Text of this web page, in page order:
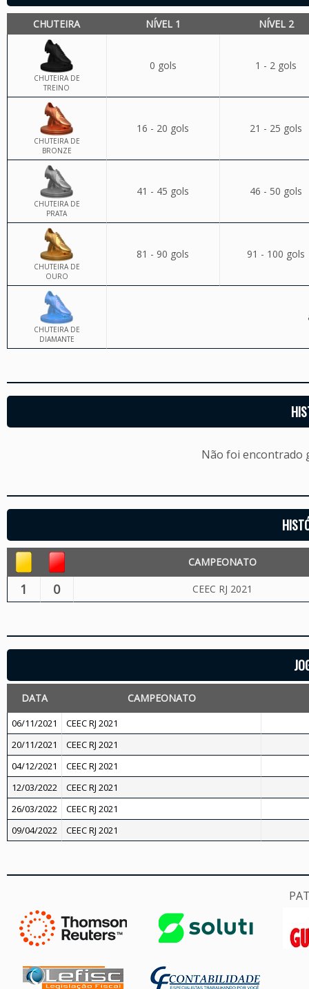
CHUTEIRA NÍVEL 1 NÍVEL 2
CHUTEIRA DE
TREINO
0 gols 1 - 2 gols
CHUTEIRA DE
BRONZE
16 - 20 gols 21 - 25 gols
CHUTEIRA DE
PRATA
41 - 45 gols 46 - 50 gols
CHUTEIRA DE
OURO
81 - 90 gols 91 - 100 gols
CHUTEIRA DE
DIAMANTE
Não foi encontrado
CAMPEONATO
1 0 CEEC RJ 2021
DATA CAMPEONATO
06/11/2021
CEEC RJ 2021
20/11/2021
CEEC RJ 2021
04/12/2021
CEEC RJ 2021
12/03/2022
CEEC RJ 2021
26/03/2022
CEEC RJ 2021
09/04/2022
CEEC RJ 2021